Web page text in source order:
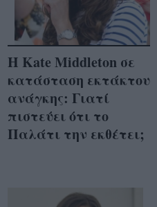
Η Κate Middleton σε
κατάσταση εκτάκτου
ανάγκης: Γιατί
πιστεύει ότι το
Παλάτι την εκθέτει;